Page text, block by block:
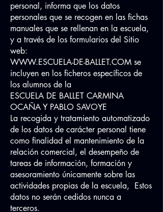
personal, informa que los datos
personales que se recogen en las fichas
manuales que se rellenan en la escuela,
y a través de los formularios del Sitio
web:
WWW.ESCUELA-DE-BALLET.COM se
incluyen en los ficheros específicos de
los alumnos de la
ESCUELA DE BALLET CARMINA
OCAÑA Y PABLO SAVOYE
La recogida y tratamiento automatizado
de los datos de carácter personal tiene
como finalidad el mantenimiento de la
relación comercial, el desempeño de
tareas de información, formación y
asesoramiento únicamente sobre las
actividades propias de la escuela, Estos
datos no serán cedidos nunca a
terceros.